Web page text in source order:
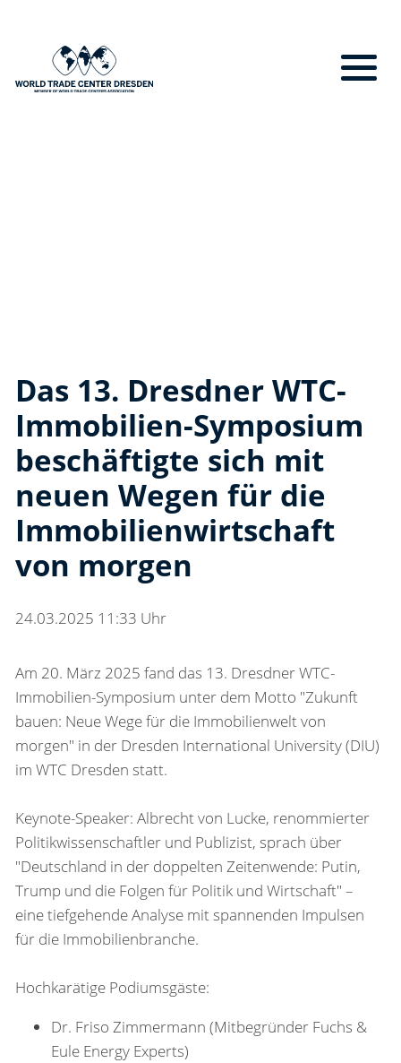
Das 13. Dresdner WTC-
Immobilien-Symposium
beschäftigte sich mit
neuen Wegen für die
Immobilienwirtschaft
von morgen
24.03.2025 11:33 Uhr
Am 20. März 2025 fand das 13. Dresdner WTC-
Immobilien-Symposium unter dem Motto "Zukunft
bauen: Neue Wege für die Immobilienwelt von
morgen" in der Dresden International University (DIU)
im WTC Dresden statt.
Keynote-Speaker: Albrecht von Lucke, renommierter
Politikwissenschaftler und Publizist, sprach über
"Deutschland in der doppelten Zeitenwende: Putin,
Trump und die Folgen für Politik und Wirtschaft" –
eine tiefgehende Analyse mit spannenden Impulsen
für die Immobilienbranche.
Hochkarätige Podiumsgäste:
Dr. Friso Zimmermann (Mitbegründer Fuchs &
Eule Energy Experts)